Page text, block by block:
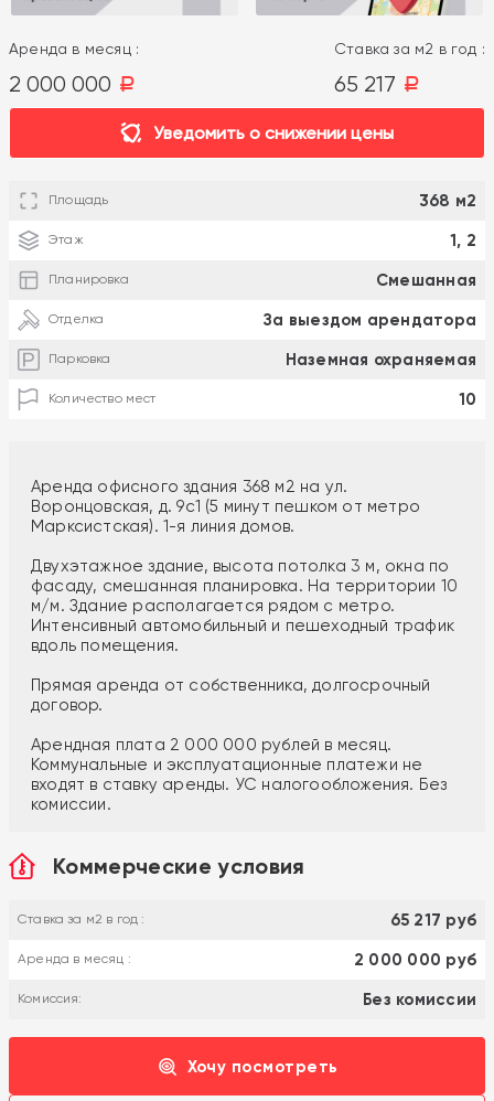
Аренда в месяц :
2 000 000 a
Ставка за м2 в год :
65 217 a
Уведомить о снижении цены
Площадь 368 м2
Этаж 1, 2
Планировка Смешанная
Отделка За выездом арендатора
Парковка Наземная охраняемая
Количество мест 10
Аренда офисного здания 368 м2 на ул.
Воронцовская, д. 9с1 (5 минут пешком от метро
Марксистская). 1-я линия домов.
Двухэтажное здание, высота потолка 3 м, окна по
фасаду, смешанная планировка. На территории 10
м/м. Здание располагается рядом с метро.
Интенсивный автомобильный и пешеходный трафик
вдоль помещения.
Прямая аренда от собственника, долгосрочный
договор.
Арендная плата 2 000 000 рублей в месяц.
Коммунальные и эксплуатационные платежи не
входят в ставку аренды. УС налогообложения. Без
комиссии.
Коммерческие условия
Ставка за м2 в год : 65 217 руб
Аренда в месяц : 2 000 000 руб
Комиссия: Без комиссии
Хочу посмотреть